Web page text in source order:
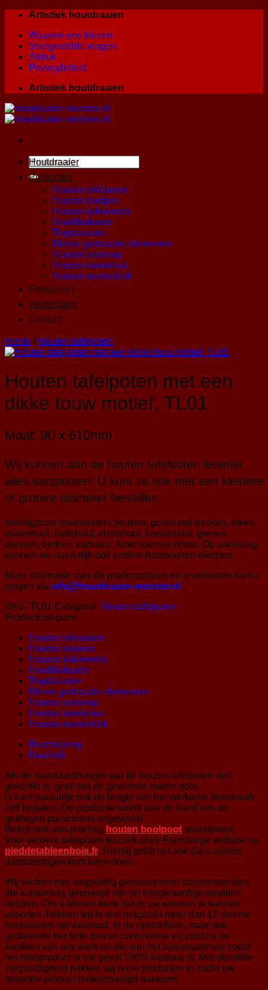
Skip
content
Artistiek houtdraaien
Waarom ons kiezen
Veelgestelde vragen
Afdruk
Privacybeleid
Artistiek houtdraaien
Zoeken
naar:
Houtdraaier
Producten
Houten tafelpoten
Houten boolpot
Houten kolommen
Hoofdbaluster
Trapbaluster
Kleine gedraaide elementen
Houten sierknop
Houten kandelaar
Houten mantelklok
Fotogalerij
Verzending
Contact
Home / Houten tafelpoten
Houten tafelpoten met een
dikke touw motief, TL01
Maat: 90 x 610mm
Wij kunnen aan de houten tafelpoten letterlijk
alles aanpassen! U kunt ze ook met een kleinere
of grotere diameter bestellen.
Verkrijgbare houtsoorten: beuken, gestoomd beuken, eiken,
essenhout, lindehout, elzenhout, kersenhout, grenen,
dennen, berken, esdoorn, Amerikaanse noten. Op aanvraag
kunnen we natuurlijk ook andere houtsoorten inkopen.
Meer informatie over de productprijzen en leverkosten kunt u
vragen via info@houtdraaier-meester.nl .
SKU: TL01 Categorie: Houten tafelpoten
Productcategorie
Houten tafelpoten
Houten bolpoot
Houten kolommen
Hoofdbaluster
Trapbaluster
Kleine gedraaide elementen
Houten sierknop
Houten kandelaar
Houten mantelklok
Beschrijving
Kwaliteit
Als de standaardhoogte van de houten tafelpoten niet
geschikt is, geef ons de gewenste maten door.
U kunt natuurlijk ook de lengte van het vierkante bovenstuk
zelf bepalen. De productie wordt aan de hand van de
gekregen parameters uitgevoerd.
Bekijk ook ons prachtig houten boolpoot assortiment.
Voor verdere tafelpoten bezoek onze Franstalige website op
pieddetableenbois.fr. Hierbij geldt het ook dat u allerlei
aanpassingen kunt laten doen.
Wij werken met zorgvuldig geselecteerde basismaterialen
die kunstmatig gedroogd zijn en hoogwaardige kwaliteit
hebben. Om u binnen korte tijd in uw wensen te kunnen
voorzien, hebben wij in ons magazijn meer dan 12 diverse
houtsoorten op voorraad. In de opstartfase, maar ook
gedurende het hele proces controleren wij continu de
kwaliteit van ons werk en die van het basismateriaal zodat
het eindproduct in elk geval 100% foutloos is. Met dezelfde
zorgvuldigheid pakken wij onze producten in zodat uw
bestelde product onbeschadigd aankomt.